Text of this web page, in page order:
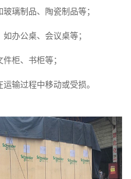
璃制品、陶瓷制品等；
办公桌、会议桌等；
柜、书柜等；
输过程中移动或受损。